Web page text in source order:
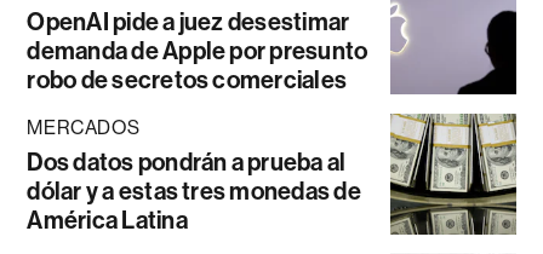
OpenAI pide a juez desestimar
demanda de Apple por presunto
robo de secretos comerciales
MERCADOS
Dos datos pondrán a prueba al
dólar y a estas tres monedas de
América Latina